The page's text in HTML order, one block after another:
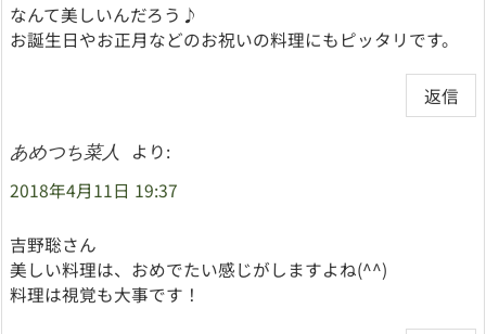
なんて美しいんだろう♪
お誕生日やお正月などのお祝いの料理にもピッタリです。
返信
あめつち菜人
より:
2018年4月11日 19:37
吉野聡さん
美しい料理は、おめでたい感じがしますよね(^^)
料理は視覚も大事です！